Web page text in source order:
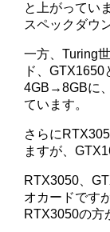
と上がってい
スペックダウ
一方、Turing
ド、
4GB→8GBに
ています。
さらに
ますが、
RTX3050、
オカードです
RTX3050の方